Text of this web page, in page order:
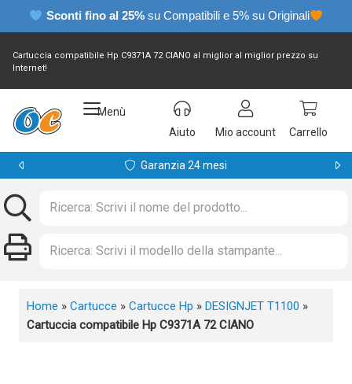
Sconti fino al 25% su Compatibili e 5% su Originali
Cartuccia compatibile Hp C9371A 72 CIANO al miglior al miglior prezzo su
Internet!
Menù
Aiuto
Mio account Carrello
Garanzia 24 mesi
Home » Cartucce » Cartucce Hp » DESIGNJET T1100 »
Cartuccia compatibile Hp C9371A 72 CIANO